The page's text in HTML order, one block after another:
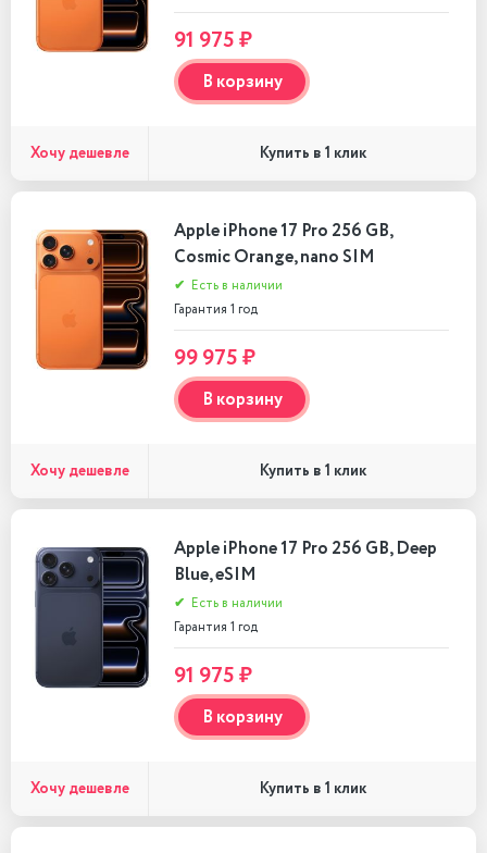
91 975 ₽
В корзину
Хочу дешевле Купить в 1 клик
Apple iPhone 17 Pro 256 GB,
Cosmic Orange, nano SIM
✔ Есть в наличии
Гарантия 1 год
99 975 ₽
В корзину
Хочу дешевле Купить в 1 клик
Apple iPhone 17 Pro 256 GB, Deep
Blue, eSIM
✔ Есть в наличии
Гарантия 1 год
91 975 ₽
В корзину
Хочу дешевле Купить в 1 клик